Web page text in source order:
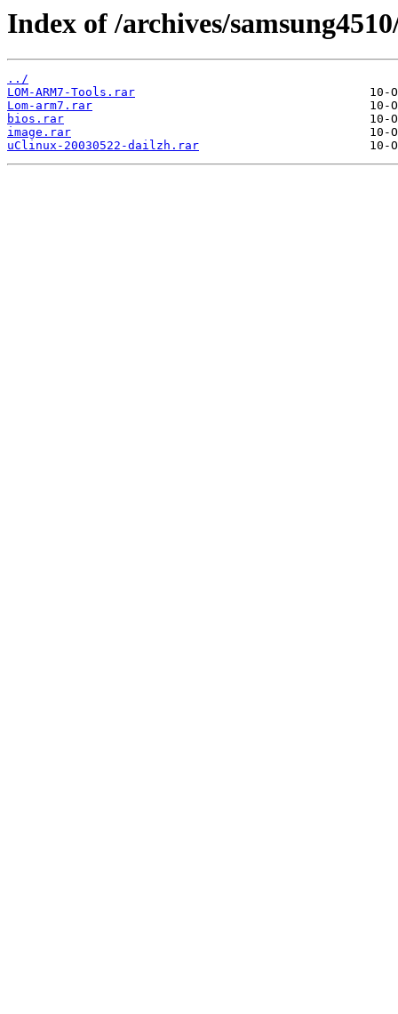
Index of /archives/
../
LOM-ARM7-Tools.rar
Lom-arm7.rar
bios.rar
image.rar
uClinux-20030522-dailzh.rar